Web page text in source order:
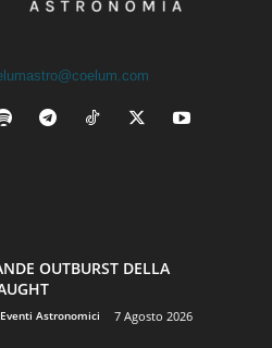
OUTBURST DELLA
Astronomici 7 Agosto 2026